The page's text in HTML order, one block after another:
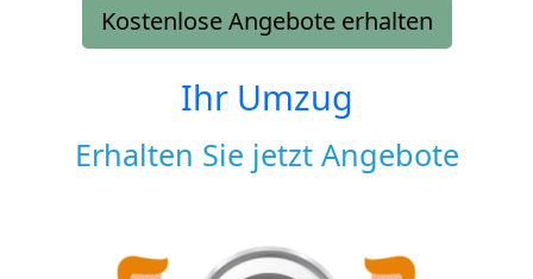
Kostenlose Angebote erhalten
Ihr Umzug
Erhalten Sie jetzt Angebote